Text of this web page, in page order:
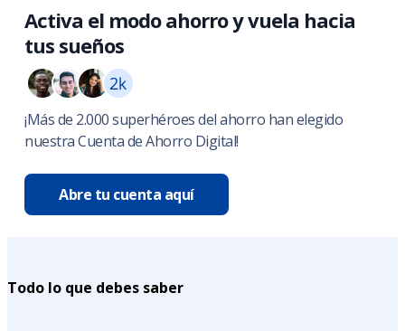
Activa el modo ahorro y vuela hacia
tus sueños
¡Más de 2.000 superhéroes del ahorro han elegido
nuestra Cuenta de Ahorro Digital!
Abre tu cuenta aquí
Todo lo que debes saber